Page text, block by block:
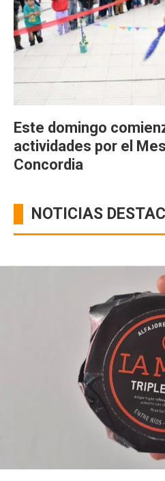
Este domingo
actividades por el
Concordia
NOTICIAS